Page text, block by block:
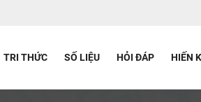
TRI THỨC SỐ LIỆU HỎI ĐÁP HIẾN